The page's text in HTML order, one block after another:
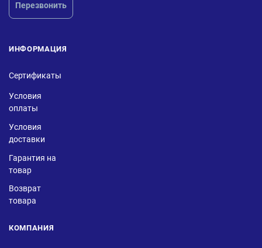
Перезвонить
ИНФОРМАЦИЯ
Сертификаты
Условия
оплаты
Условия
доставки
Гарантия на
товар
Возврат
товара
КОМПАНИЯ